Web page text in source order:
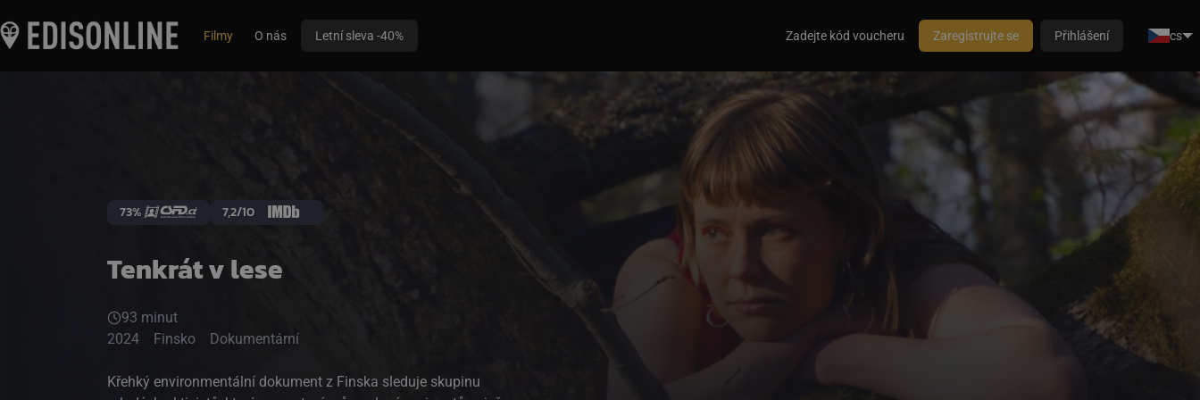
Filmy O nás Letní sleva -40% Zadejte kód voucheru Zaregistrujte se Přihlášení cs
Tenkrát v lese
73% 7,2/10
93 minut
2024
Finsko Dokumentární
Křehký environmentální dokument z Finska sleduje skupinu